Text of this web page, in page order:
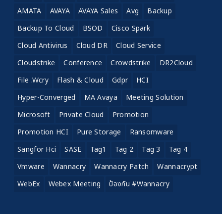
AMATA
AVAYA AVAYA Sales Avg
Backup
Backup To Cloud
BSOD
Cisco Spark
Cloud Antivirus
Cloud DR
Cloud Service
Cloudstrike
Conference Crowdstrike
DR2Cloud
File .wcry
Flash & Cloud Gdpr
HCI
Hyper-Converged
MA Avaya
Meeting Solution
Microsoft
Private Cloud
Promotion
Promotion HCI
Pure Storage
Ransomware
Sangfor Hci
SASE Tag1 Tag 2 Tag 3
Tag 4
Vmware
Wannacry Wannacry Patch
Wannacrypt
WebEx
Webex Meeting ป้องกัน #wannacry